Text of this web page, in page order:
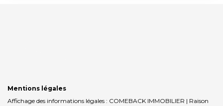
Mentions légales
Affichage des informations légales : COMEBACK IMMOBILIER | Raison